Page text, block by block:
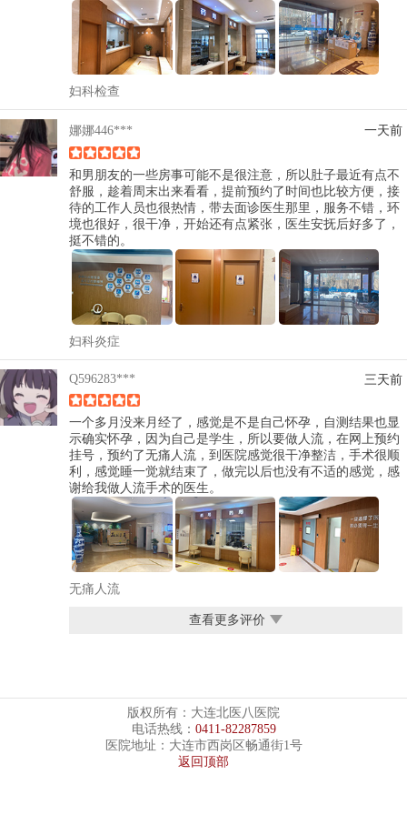
妇科检查
娜娜446*** 一天前
和男朋友的一些房事可能不是很注意，所以肚子最近有点不
舒服，趁着周末出来看看，提前预约了时间也比较方便，接
待的工作人员也很热情，带去面诊医生那里，服务不错，环
境也很好，很干净，开始还有点紧张，医生安抚后好多了，
挺不错的。
妇科炎症
Q596283*** 三天前
一个多月没来月经了，感觉是不是自己怀孕，自测结果也显
示确实怀孕，因为自己是学生，所以要做人流，在网上预约
挂号，预约了无痛人流，到医院感觉很干净整洁，手术很顺
利，感觉睡一觉就结束了，做完以后也没有不适的感觉，感
谢给我做人流手术的医生。
无痛人流
查看更多评价
版权所有：大连北医八医院
电话热线： 0411-82287859
医院地址：大连市西岗区畅通街1号
返回顶部